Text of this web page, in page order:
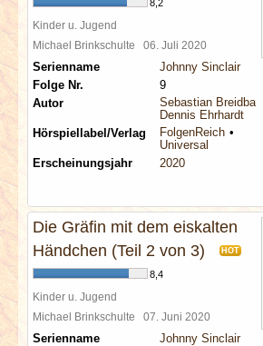
8,2
Kinder u. Jugend
Michael Brinkschulte 06. Juli 2020
Serienname
Johnny Sinclair
Folge Nr.
9
Autor
Sebastian Breidbach
Dennis Ehrhardt
Hörspiellabel/Verlag
FolgenReich
Universal
Erscheinungsjahr
2020
Die Gräfin mit dem eiskalten
Händchen (Teil 2 von 3)
HOT
8,4
Kinder u. Jugend
Michael Brinkschulte 07. Juni 2020
Serienname
Johnny Sinclair